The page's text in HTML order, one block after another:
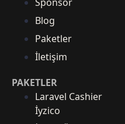
Blog
Paketler
İletişim
PAKETLER
Laravel Cashier
İyzico